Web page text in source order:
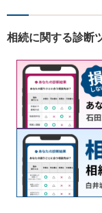
相続に関する診断